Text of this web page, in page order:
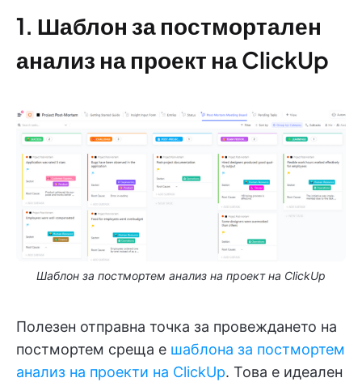
1. Шаблон за постмортален
анализ на проект на ClickUp
Шаблон за постмортем анализ на проект на ClickUp
Полезен отправна точка за провеждането на
постмортем среща е шаблона за постмортем
анализ на проекти на ClickUp. Това е идеален